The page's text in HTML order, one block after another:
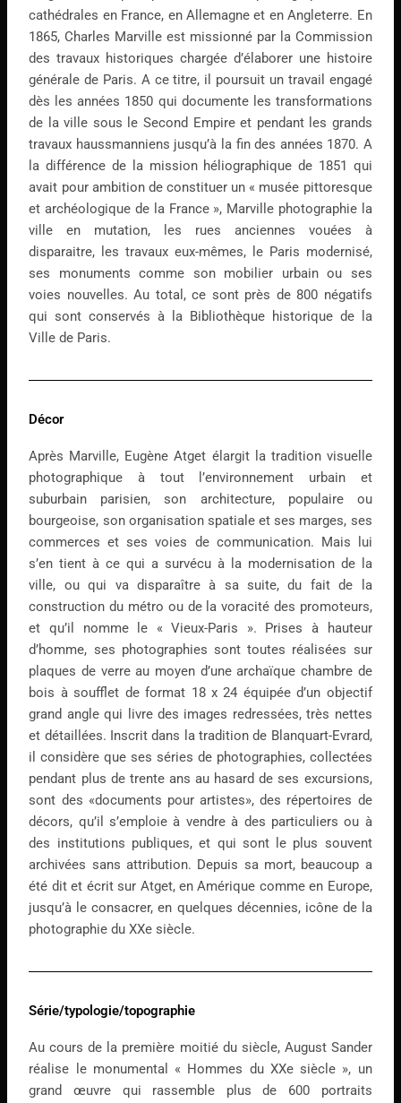
cathédrales en France, en Allemagne et en Angleterre. En
1865, Charles Marville est missionné par la Commission
des travaux historiques chargée d’élaborer une histoire
générale de Paris. A ce titre, il poursuit un travail engagé
dès les années 1850 qui documente les transformations
de la ville sous le Second Empire et pendant les grands
travaux haussmanniens jusqu’à la fin des années 1870. A
la différence de la mission héliographique de 1851 qui
avait pour ambition de constituer un « musée pittoresque
et archéologique de la France », Marville photographie la
ville en mutation, les rues anciennes vouées à
disparaitre, les travaux eux-mêmes, le Paris modernisé,
ses monuments comme son mobilier urbain ou ses
voies nouvelles. Au total, ce sont près de 800 négatifs
qui sont conservés à la Bibliothèque historique de la
Ville de Paris.
Décor
Après Marville, Eugène Atget élargit la tradition visuelle
photographique à tout l’environnement urbain et
suburbain parisien, son architecture, populaire ou
bourgeoise, son organisation spatiale et ses marges, ses
commerces et ses voies de communication. Mais lui
s’en tient à ce qui a survécu à la modernisation de la
ville, ou qui va disparaître à sa suite, du fait de la
construction du métro ou de la voracité des promoteurs,
et qu’il nomme le « Vieux-Paris ». Prises à hauteur
d’homme, ses photographies sont toutes réalisées sur
plaques de verre au moyen d’une archaïque chambre de
bois à soufflet de format 18 x 24 équipée d’un objectif
grand angle qui livre des images redressées, très nettes
et détaillées. Inscrit dans la tradition de Blanquart-Evrard,
il considère que ses séries de photographies, collectées
pendant plus de trente ans au hasard de ses excursions,
sont des «documents pour artistes», des répertoires de
décors, qu’il s’emploie à vendre à des particuliers ou à
des institutions publiques, et qui sont le plus souvent
archivées sans attribution. Depuis sa mort, beaucoup a
été dit et écrit sur Atget, en Amérique comme en Europe,
jusqu’à le consacrer, en quelques décennies, icône de la
photographie du XXe siècle.
Série/typologie/topographie
Au cours de la première moitié du siècle, August Sander
réalise le monumental « Hommes du XXe siècle », un
grand œuvre qui rassemble plus de 600 portraits